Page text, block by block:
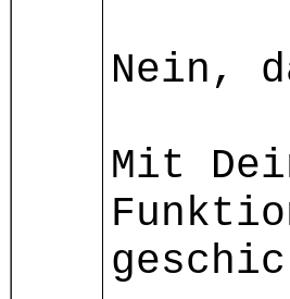
Nein,
Mit